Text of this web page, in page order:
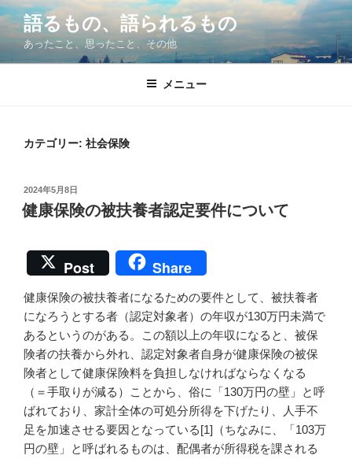
コ
ン
語るもの、語られるもの
あったこと、思ったこと、その他
メニュー
カテゴリー: 社会保険
投
稿
日:
2024年5月8日
健康保険の被扶養者認定要件について
Post Share
健康保険の被扶養者になるための要件として、被扶養者
になろうとする者（認定対象者）の年収が130万円未満で
あるというのがある。この額以上の年収になると、被保
険者の扶養から外れ、認定対象者自身が健康保険の被保
険者として健康保険料を負担しなければならなくなる
（＝手取りが減る）ことから、俗に「130万円の壁」と呼
ばれており、家計全体の可処分所得を下げたり、人手不
足を加速させる要因となっている[1]（ちなみに、「103万
円の壁」と呼ばれるものは、配偶者が所得税を課される